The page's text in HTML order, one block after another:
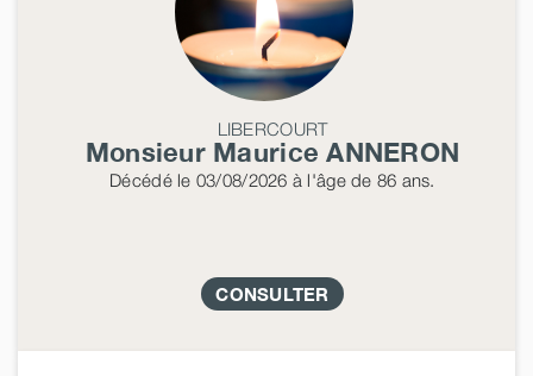
LIBERCOURT
Monsieur MauriceANNERON
Décédéle 03/08/2026 à l'âge de 86 ans.
CONSULTER